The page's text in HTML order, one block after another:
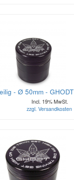
- Ø 50mm - GHODT
Incl. 19% MwSt.
zzgl. Versandkosten